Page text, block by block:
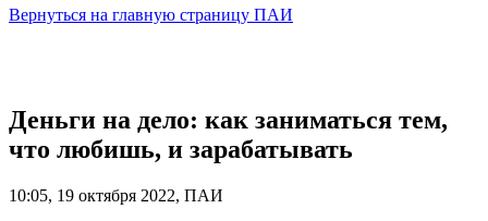
Вернуться на главную страницу ПАИ
Деньги на дело: как заниматься тем,
что любишь, и зарабатывать
10:05, 19 октября 2022, ПАИ